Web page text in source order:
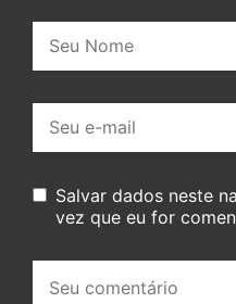
mail:
Salvar dados neste
vez que eu for
comentário: